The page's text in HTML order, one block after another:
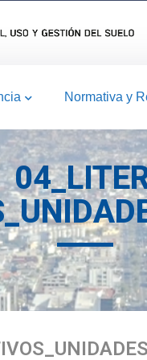
Normativa y